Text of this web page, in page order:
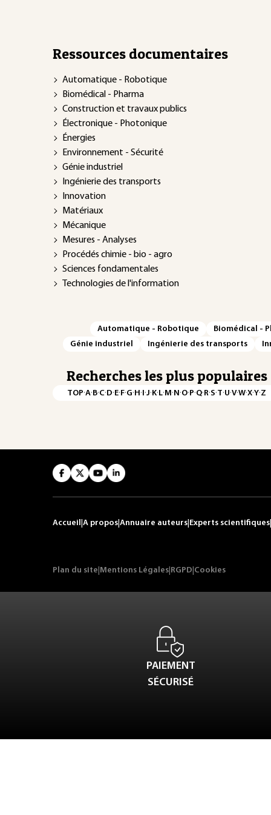
Ressources documentaires
Automatique - Robotique
Biomédical - Pharma
Construction et travaux publics
Électronique - Photonique
Énergies
Environnement - Sécurité
Génie industriel
Ingénierie des transports
Innovation
Matériaux
Mécanique
Mesures - Analyses
Procédés chimie - bio - agro
Sciences fondamentales
Technologies de l'information
Automatique - Robotique
Biomédical -
Génie industriel
Ingénierie des transports
Recherches les plus populaires
TOP·A·B·C·D·E·F·G·H·I·J·K·L·M·N·O·P·Q·R·S·T·U·V·W·X·Y·Z
Accueil A propos Annuaire auteurs Experts scientifiques
Plan du site Mentions Légales RGPD Cookies
PAIEMENT
SÉCURISÉ